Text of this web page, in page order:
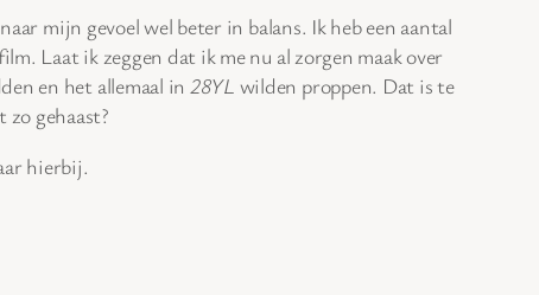
mijn gevoel wel beter in balans. Ik heb een aantal
Laat ik zeggen dat ik me nu al zorgen maak over
en het allemaal in 28YL wilden proppen. Dat is te
gehaast?
hierbij.